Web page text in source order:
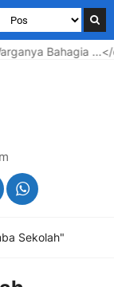
Bahagia ...</
Sekolah"